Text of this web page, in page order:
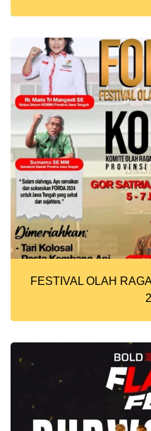
FESTIVAL OLAH